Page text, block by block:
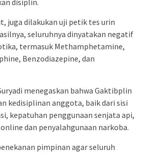
juga dilakukan uji petik tes urin
seluruhnya dinyatakan negatif
termasuk Methamphetamine,
Benzodiazepine, dan
menegaskan bahwa Gaktibplin
kedisiplinan anggota, baik dari sisi
kepatuhan penggunaan senjata api,
dan penyalahgunaan narkoba.
pimpinan agar seluruh